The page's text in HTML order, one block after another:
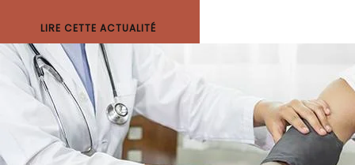
LIRE CETTE ACTUALITÉ